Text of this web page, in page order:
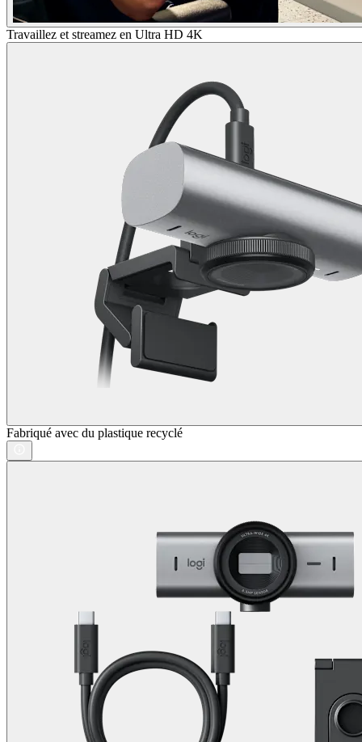
Travaillez et streamez en Ultra HD 4K
Fabriqué avec du plastique recyclé